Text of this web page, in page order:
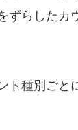
ずらしたカ
ト種別ごと